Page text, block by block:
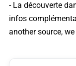
- La découverte
infos
another source,